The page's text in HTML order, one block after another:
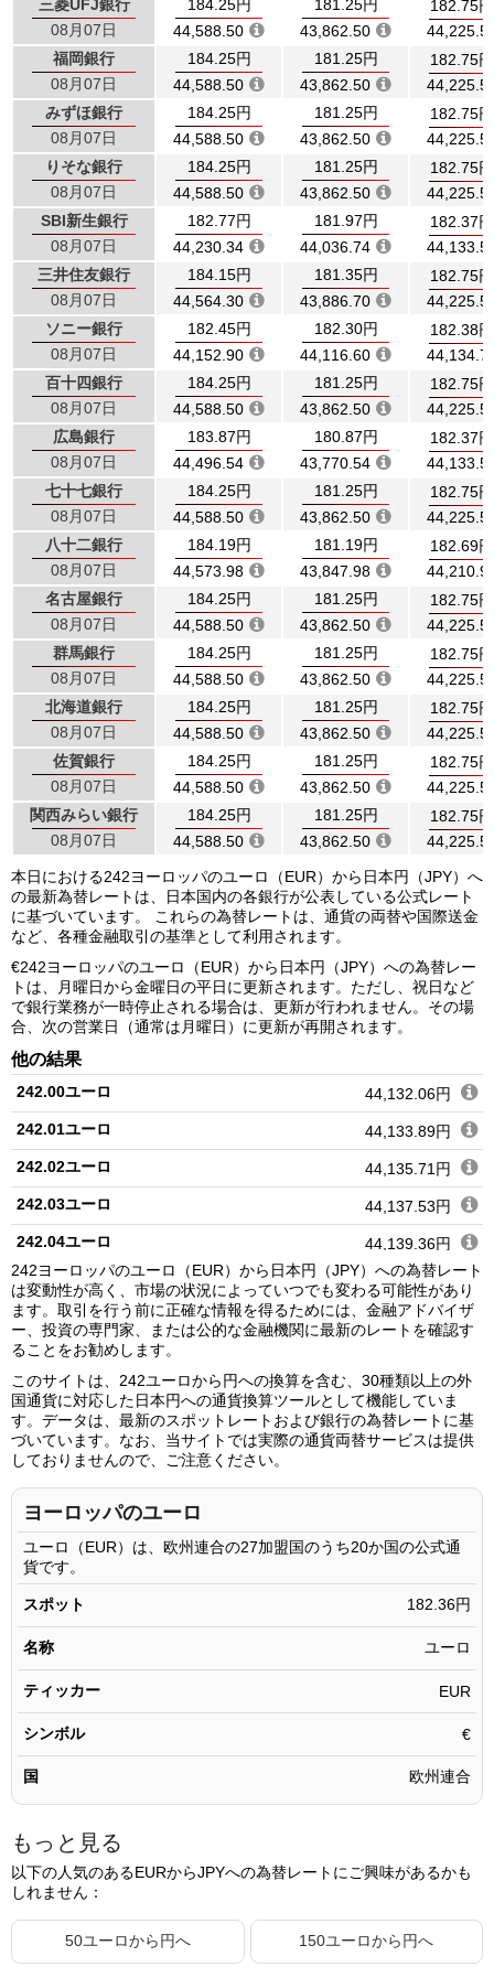
三菱UFJ銀行
08月07日
184.25円
44,588.50
181.25円
43,862.50
182.75円
福岡銀行
08月07日
184.25円
44,588.50
181.25円
43,862.50
182.75円
みずほ銀行
08月07日
184.25円
44,588.50
181.25円
43,862.50
182.75円
りそな銀行
08月07日
184.25円
44,588.50
181.25円
43,862.50
182.75円
SBI新生銀行
08月07日
182.77円
44,230.34
181.97円
44,036.74
182.37円
三井住友銀行
08月07日
184.15円
44,564.30
181.35円
43,886.70
182.75円
ソニー銀行
08月07日
182.45円
44,152.90
182.30円
44,116.60
182.38円
百十四銀行
08月07日
184.25円
44,588.50
181.25円
43,862.50
182.75円
広島銀行
08月07日
183.87円
44,496.54
180.87円
43,770.54
182.37円
七十七銀行
08月07日
184.25円
44,588.50
181.25円
43,862.50
182.75円
八十二銀行
08月07日
184.19円
44,573.98
181.19円
43,847.98
182.69円
名古屋銀行
08月07日
184.25円
44,588.50
181.25円
43,862.50
182.75円
群馬銀行
08月07日
184.25円
44,588.50
181.25円
43,862.50
182.75円
北海道銀行
08月07日
184.25円
44,588.50
181.25円
43,862.50
182.75円
佐賀銀行
08月07日
184.25円
44,588.50
181.25円
43,862.50
182.75円
関西みらい銀行
08月07日
184.25円
44,588.50
181.25円
43,862.50
182.75円
本日における242ヨーロッパのユーロ（EUR）から日本円（JPY）へ
の最新為替レートは、日本国内の各銀行が公表している公式レート
に基づいています。 これらの為替レートは、通貨の両替や国際送金
など、各種金融取引の基準として利用されます。
€242ヨーロッパのユーロ（EUR）から日本円（JPY）への為替レー
トは、月曜日から金曜日の平日に更新されます。ただし、祝日など
で銀行業務が一時停止される場合は、更新が行われません。その場
合、次の営業日（通常は月曜日）に更新が再開されます。
他の結果
242.00ユーロ
44,132.06円
242.01ユーロ
44,133.89円
242.02ユーロ
44,135.71円
242.03ユーロ
44,137.53円
242.04ユーロ
44,139.36円
242.05ユーロ
44,141.18円
242.06ユーロ
44,143.01円
242.07ユーロ
242.08ユーロ
44,146.65円
242.09ユーロ
44,148.48円
242.10ユーロ
242.11ユーロ
242.12ユーロ
44,153.95円
242.13ユーロ
44,155.77円
242.14ユーロ
242.15ユーロ
44,159.42円
242.16ユーロ
44,161.24円
242.17ユーロ
242.18ユーロ
44,164.89円
242.19ユーロ
44,166.71円
242.20ユーロ
242.21ユーロ
44,170.36円
242.22ユーロ
44,172.18円
242ヨーロッパのユーロ（EUR）から日本円（JPY）への為替レート
は変動性が高く、市場の状況によっていつでも変わる可能性があり
ます。取引を行う前に正確な情報を得るためには、金融アドバイザ
ー、投資の専門家、または公的な金融機関に最新のレートを確認す
ることをお勧めします。
このサイトは、242ユーロから円への換算を含む、30種類以上の外
国通貨に対応した日本円への通貨換算ツールとして機能していま
す。データは、最新のスポットレートおよび銀行の為替レートに基
づいています。なお、当サイトでは実際の通貨両替サービスは提供
しておりませんので、ご注意ください。
ヨーロッパのユーロ
ユーロ（EUR）は、欧州連合の27加盟国のうち20か国の公式通
貨です。
スポット 182.36円
名称 ユーロ
ティッカー EUR
シンボル €
国 欧州連合
もっと見る
以下の人気のあるEURからJPYへの為替レートにご興味があるかも
しれません：
50ユーロから円へ 150ユーロから円へ